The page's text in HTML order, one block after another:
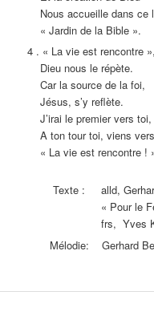
Nous accueille dans
« Jardin de la Bible ».
4 . « La vie est rencontre
Dieu nous le répète.
Car la source de la foi,
Jésus, s’y reflète.
J’irai le premier vers toi,
A ton tour toi, viens
« La vie est
Texte : alld, Gerhard
« Pour le Festival
frs, Yves Kéler,
Mélodie: Gerhard